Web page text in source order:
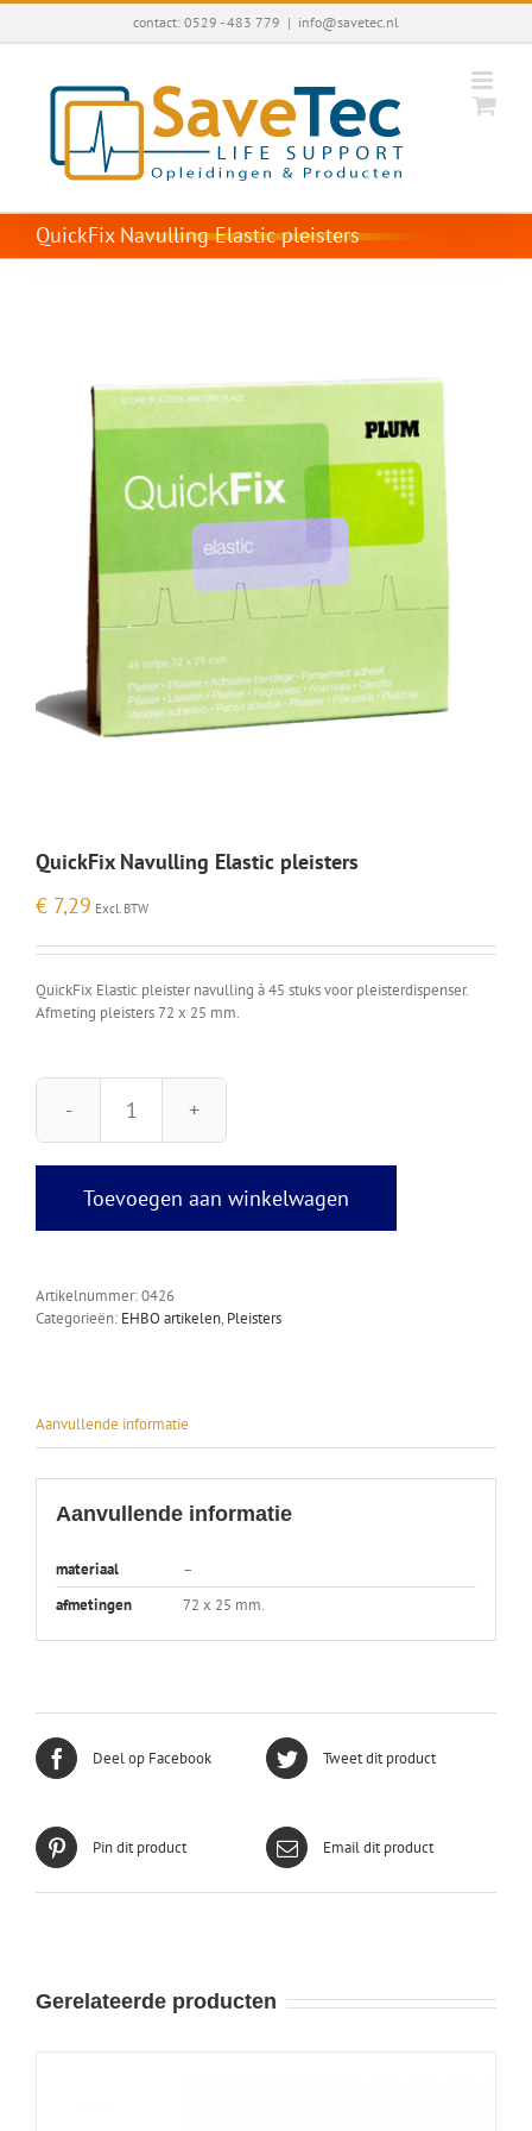
Ga
contact: 0529 - 483 779 | info@savetec.nl
QuickFix Navulling Elastic pleisters
QuickFix Navulling Elastic pleisters
€ 7,29 Excl. BTW
QuickFix Elastic pleister navulling à 45 stuks voor pleisterdispenser.
Afmeting pleisters 72 x 25 mm.
QuickFix
Navulling
Elastic
aantal
Toevoegen aan winkelwagen
Artikelnummer:0426
Categorieën: EHBO artikelen, Pleisters
Aanvullende informatie
Aanvullende informatie
materiaal
–
afmetingen
72 x 25 mm.
Deel op Facebook Tweet dit product
Pin dit product Email dit product
Gerelateerde producten